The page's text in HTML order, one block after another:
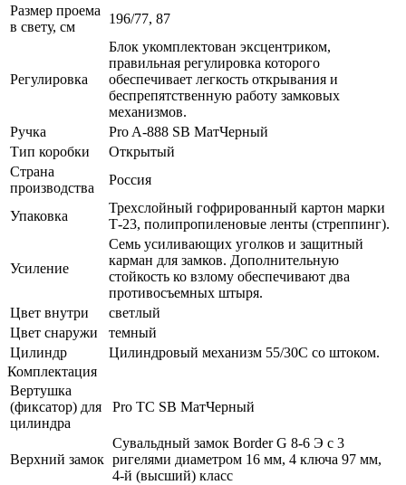
Размер проема
в свету, см
196/77, 87
Регулировка
Блок укомплектован эксцентриком,
правильная регулировка которого
обеспечивает легкость открывания и
беспрепятственную работу замковых
механизмов.
Ручка
Pro A-888 SB МатЧерный
Тип коробки
Открытый
Страна
производства
Россия
Упаковка
Трехслойный гофрированный картон марки
Т-23, полипропиленовые ленты (стреппинг).
Усиление
Семь усиливающих уголков и защитный
карман для замков. Дополнительную
стойкость ко взлому обеспечивают два
противосъемных штыря.
Цвет внутри
светлый
Цвет снаружи
темный
Цилиндр
Цилиндровый механизм 55/30С со штоком.
Комплектация
Вертушка
(фиксатор) для
цилиндра
Pro TC SB МатЧерный
Верхний замок
Сувальдный замок Border G 8-6 Э с 3
ригелями диаметром 16 мм, 4 ключа 97 мм,
4-й (высший) класс